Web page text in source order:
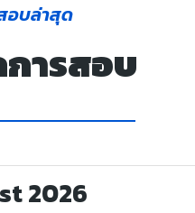
อบล่าสุด
ารสอบ
2026